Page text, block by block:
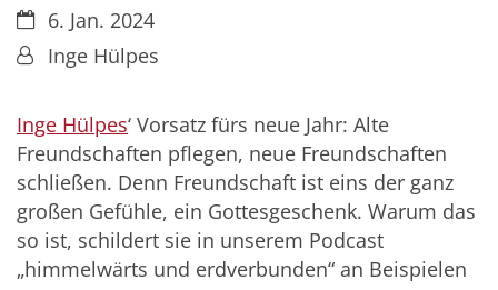
Datum:6. Jan. 2024
Von:Inge Hülpes
Inge Hülpes‘ Vorsatz fürs neue Jahr: Alte
Freundschaften pflegen, neue Freundschaften
schließen. Denn Freundschaft ist eins der ganz
großen Gefühle, ein Gottesgeschenk. Warum das
so ist, schildert sie in unserem Podcast
„himmelwärts und erdverbunden“ an Beispielen